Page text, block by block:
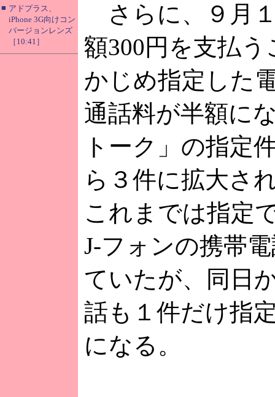
■ アドプラス、
iPhone 3G向けコン
バージョンレンズ
［10:41］
さらに、９月
額300円を支払
かじめ指定した
通話料が半額に
トーク」の指定
ら３件に拡大さ
これまでは指定
J-フォンの携帯
ていたが、同日
話も１件だけ指
になる。